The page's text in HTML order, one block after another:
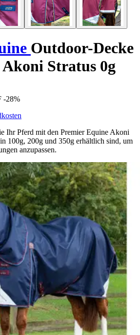
Outdoor-Decke
Stratus 0g
-28%
Ihr Pferd mit den Premier Equine Akoni
100g, 200g und 350g erhältlich sind, um
anzupassen.